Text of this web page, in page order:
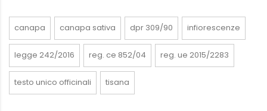
canapa canapa sativa dpr 309/90 infiorescenze
legge 242/2016 reg. ce 852/04 reg. ue 2015/2283
testo unico officinali tisana